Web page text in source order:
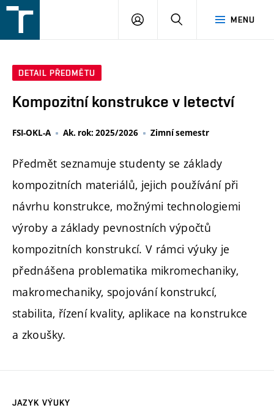
v
MENU
PŘIHLÁŠENÍ
DETAIL PŘEDMĚTU
Kompozitní konstrukce v letectví
FSI-OKL-A Ak. rok: 2025/2026 Zimní semestr
Předmět seznamuje studenty se základy
kompozitních materiálů, jejich používání při
návrhu konstrukce, možnými technologiemi
výroby a základy pevnostních výpočtů
kompozitních konstrukcí. V rámci výuky je
přednášena problematika mikromechaniky,
makromechaniky, spojování konstrukcí,
stabilita, řízení kvality, aplikace na konstrukce
a zkoušky.
JAZYK VÝUKY